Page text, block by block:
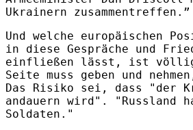
Ukrainern zusammentreffen.”
Und welche europäischen
in diese Gespräche und
einfließen lässt, ist
Seite muss geben und
Das Risiko sei, dass "der
andauern wird". "Russland
Soldaten."